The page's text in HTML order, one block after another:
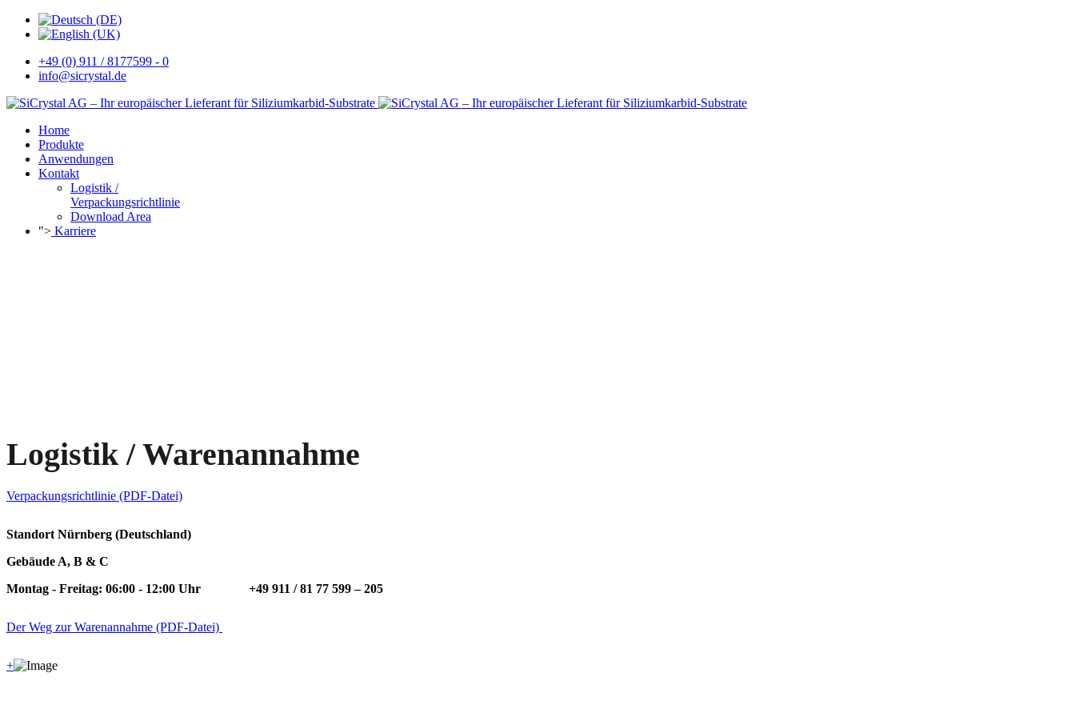
+49 (0) 911 / 8177599 - 0
info@sicrystal.de
Home
Produkte
Anwendungen
Kontakt
Logistik /
Verpackungsrichtlinie
Download Area
"> Karriere
Logistik / Warenannahme
Verpackungsrichtlinie (PDF-Datei)
Standort Nürnberg (Deutschland)
Gebäude A, B & C
Montag - Freitag: 06:00 - 12:00 Uhr +49 911 / 81 77 599 – 205
Der Weg zur Warenannahme (PDF-Datei)
+